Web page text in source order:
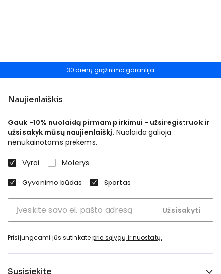
30 dienų grąžinimo garantija
Naujienlaiškis
Gauk -10% nuolaidą pirmam pirkimui - užsiregistruok ir
užsisakyk mūsų naujienlaiškį. Nuolaida galioja
nenukainotoms prekėms.
Vyrai
Moterys
Gyvenimo būdas
Sportas
Užsisakyti
Prisijungdami jūs sutinkateprie sąlygų ir nuostatų..
Susisiekite